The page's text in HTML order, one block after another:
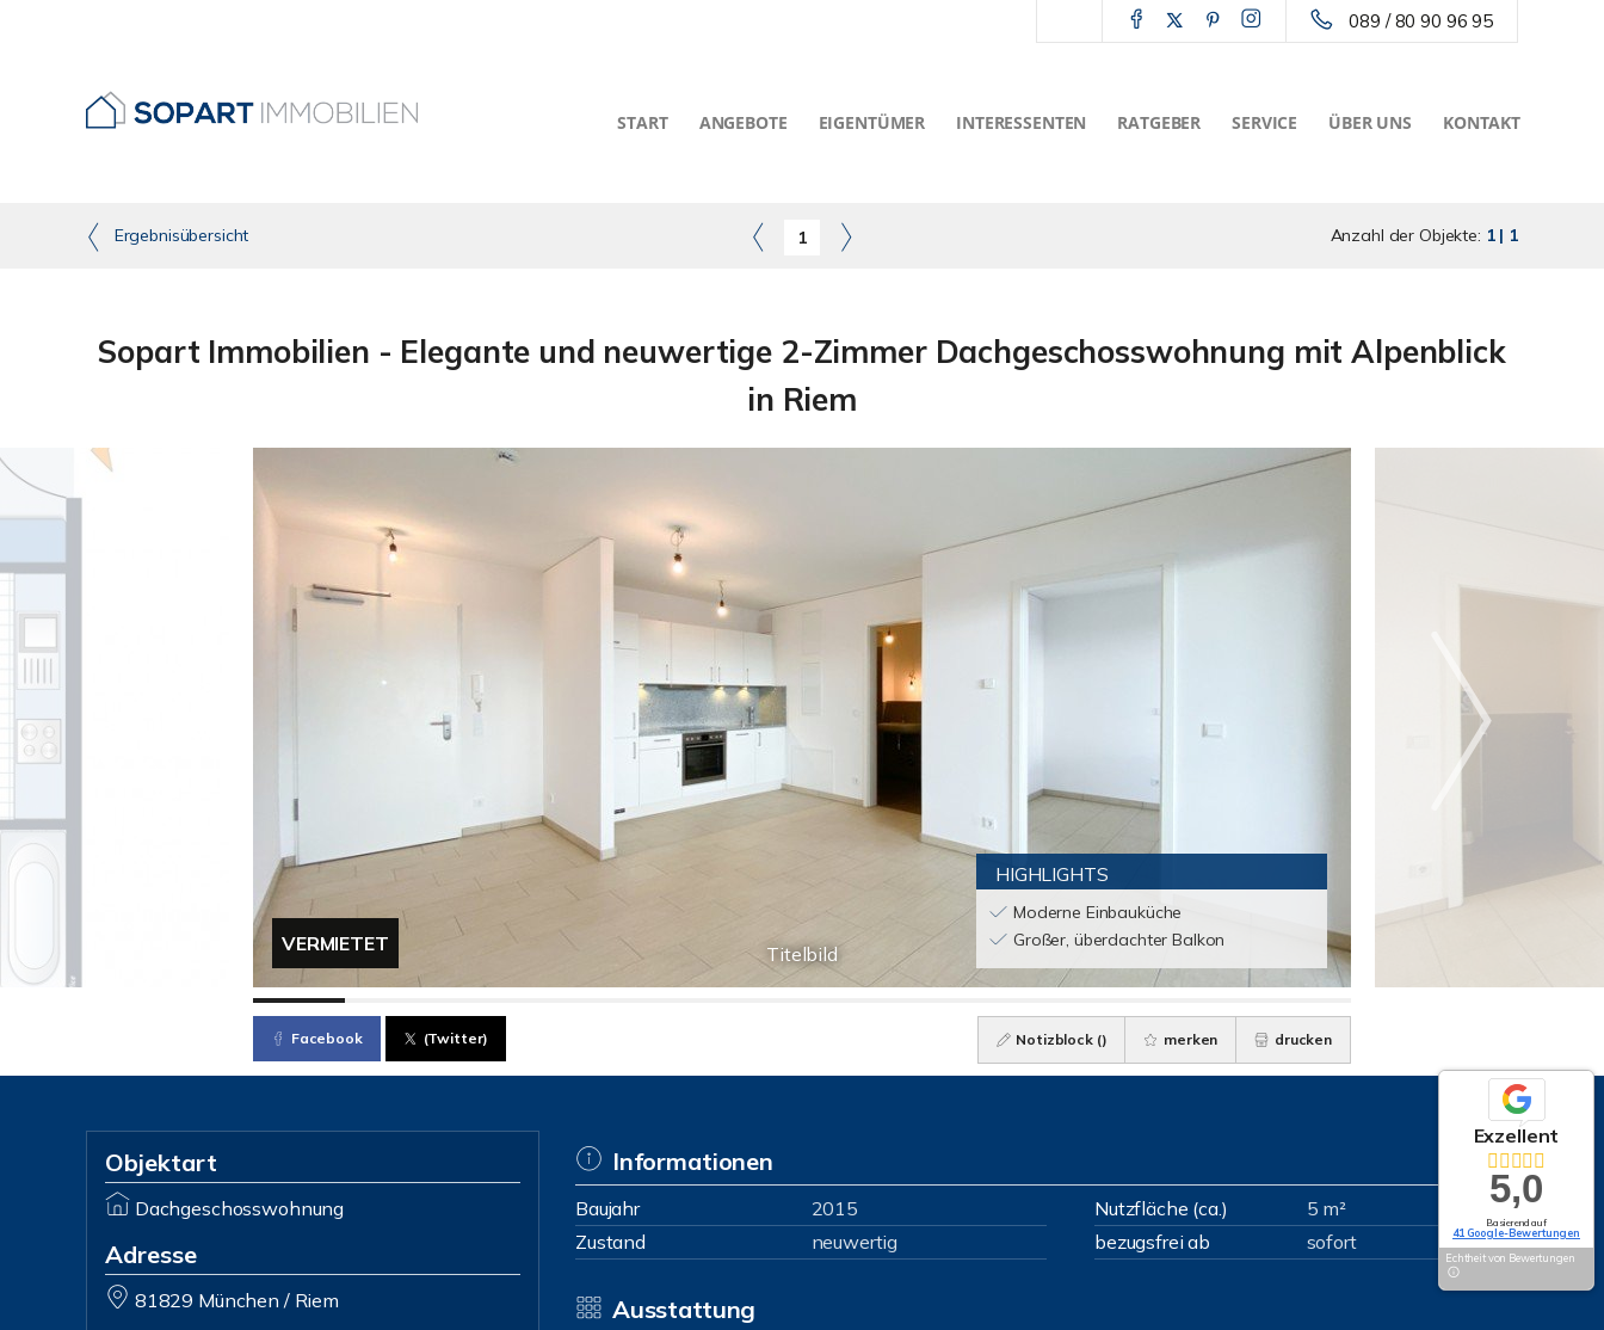
089 / 80 90 96 95
START ANGEBOTE EIGENTÜMER INTERESSENTEN RATGEBER SERVICE ÜBER UNS KONTAKT
Ergebnisübersicht 1 Anzahl der Objekte: 1 | 1
Sopart Immobilien - Elegante und neuwertige 2-Zimmer Dachgeschosswohnung mit Alpenblick
in Riem
Titelbild
HIGHLIGHTS
Moderne Einbauküche
Großer, überdachter Balkon
VERMIETET
Facebook (Twitter) Notizblock () merken drucken
Objektart
Dachgeschosswohnung
Adresse
81829 München / Riem
Informationen
Baujahr 2015 Nutzfläche (ca.)
5 m²
Zustand
neuwertig bezugsfrei ab sofort
Ausstattung
Exzellent
5,0
Basierend auf
41 Google-Bewertungen
Echtheit von Bewertungen